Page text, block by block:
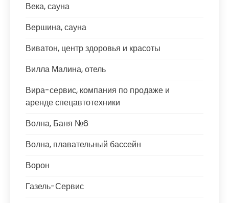
Века, сауна
Вершина, сауна
Виватон, центр здоровья и красоты
Вилла Малина, отель
Вира-сервис, компания по продаже и
аренде спецавтотехники
Волна, Баня №6
Волна, плавательный бассейн
Ворон
Газель-Сервис